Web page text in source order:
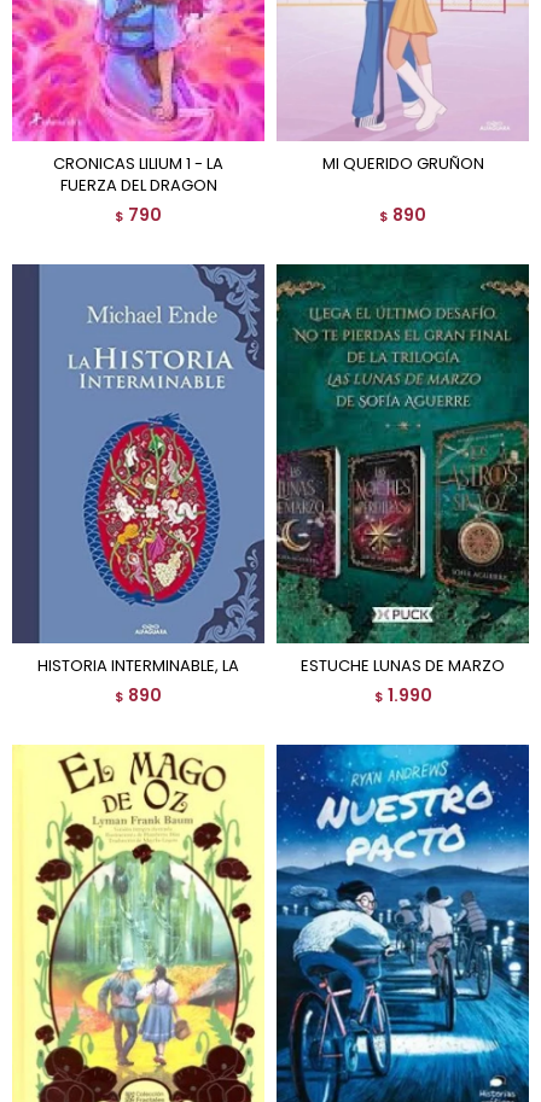
CRONICAS LILIUM 1 - LA
FUERZA DEL DRAGON
$ 790
MI QUERIDO GRUÑON
$ 890
HISTORIA INTERMINABLE, LA
$ 890
ESTUCHE LUNAS DE MARZO
$ 1.990